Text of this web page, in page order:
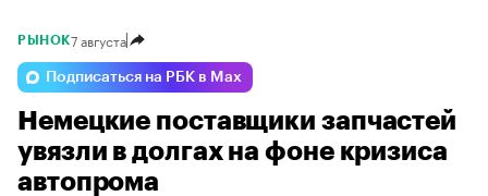
РЫНОК7 августа
Подписаться на РБК в Max
Немецкие поставщики запчастей
увязли в долгах на фоне кризиса
автопрома